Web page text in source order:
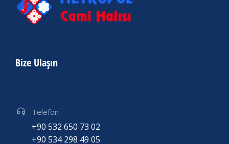
Bize Ulaşın
Telefon
+90 532 650 73 02
+90 534 298 49 05